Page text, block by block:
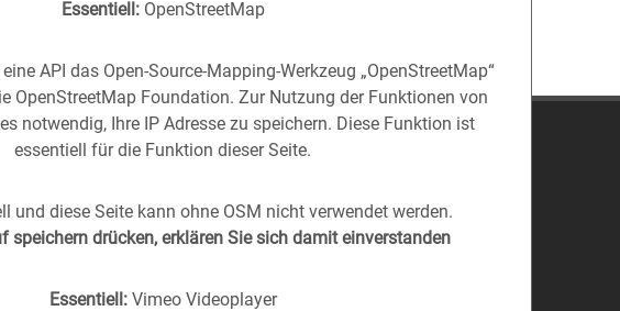
in die Gegenwart geholt -
(oder anders
direkten Vergleich mit zeitgenössischen
Essentiell:OpenStreetMap
API das Open-Source-Mapping-Werkzeug „OpenStreetMap“
OpenStreetMap Foundation. Zur Nutzung der Funktionen von
notwendig, Ihre IP Adresse zu speichern. Diese Funktion ist
essentiell für die Funktion dieser Seite.
und diese Seite kann ohne OSM nicht verwendet werden.
speichern drücken, erklären Sie sich damit einverstanden
Essentiell:Vimeo Videoplayer